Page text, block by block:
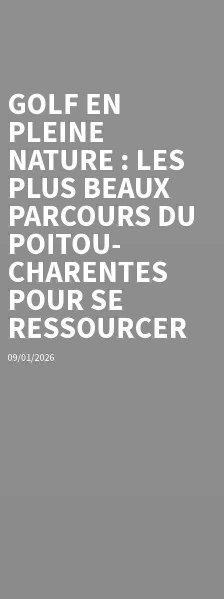
GOLF EN
PLEINE
NATURE : LES
PLUS BEAUX
PARCOURS DU
POITOU-
CHARENTES
POUR SE
RESSOURCER
09/01/2026